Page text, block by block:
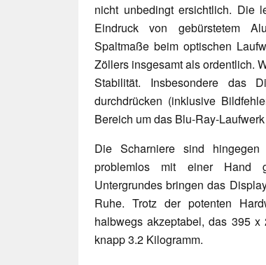
nicht unbedingt ersichtlich. Die
Eindruck von gebürstetem
Spaltmaße beim optischen
Zöllers insgesamt als ordentlich.
Stabilität. Insbesondere das
durchdrücken (inklusive
Bereich um das Blu-Ray-
Die Scharniere sind
problemlos mit einer Hand
Untergrundes bringen das
Ruhe. Trotz der potenten
halbwegs akzeptabel, das 395
knapp 3.2 Kilogramm.